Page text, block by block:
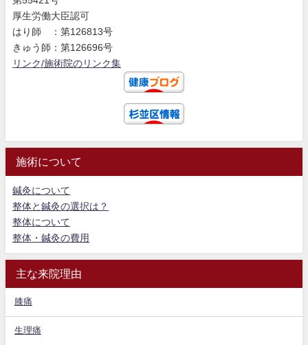
厚生労働大臣認可
はり師 ：第126813号
きゅう師：第126696号
リンク/施術院のリンク集
施術について
鍼灸について
整体と鍼灸の選択は？
整体について
整体・鍼灸の費用
主な来院理由
膝痛
生理痛